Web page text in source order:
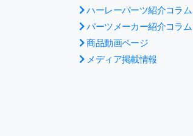
ハーレーパーツ紹介コラム
パーツメーカー紹介コラム
商品動画ページ
メディア掲載情報